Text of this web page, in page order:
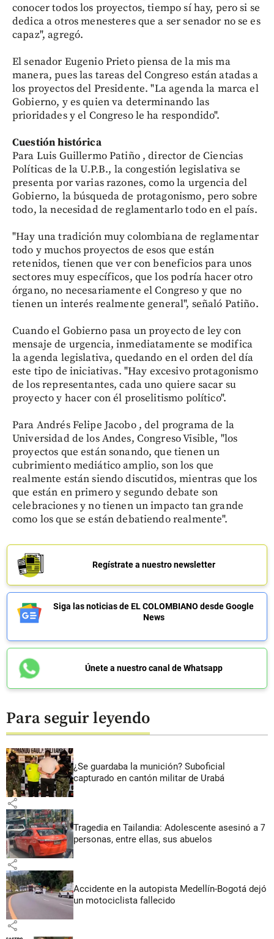
conocer todos los proyectos, tiempo sí hay, pero si se
dedica a otros menesteres que a ser senador no se es
capaz", agregó.
El senador Eugenio Prieto piensa de la mis ma
manera, pues las tareas del Congreso están atadas a
los proyectos del Presidente. "La agenda la marca el
Gobierno, y es quien va determinando las
prioridades y el Congreso le ha respondido".
Cuestión histórica
Para Luis Guillermo Patiño , director de Ciencias
Políticas de la U.P.B., la congestión legislativa se
presenta por varias razones, como la urgencia del
Gobierno, la búsqueda de protagonismo, pero sobre
todo, la necesidad de reglamentarlo todo en el país.
"Hay una tradición muy colombiana de reglamentar
todo y muchos proyectos de esos que están
retenidos, tienen que ver con beneficios para unos
sectores muy específicos, que los podría hacer otro
órgano, no necesariamente el Congreso y que no
tienen un interés realmente general", señaló Patiño.
Cuando el Gobierno pasa un proyecto de ley con
mensaje de urgencia, inmediatamente se modifica
la agenda legislativa, quedando en el orden del día
este tipo de iniciativas. "Hay excesivo protagonismo
de los representantes, cada uno quiere sacar su
proyecto y hacer con él proselitismo político".
Para Andrés Felipe Jacobo , del programa de la
Universidad de los Andes, Congreso Visible, "los
proyectos que están sonando, que tienen un
cubrimiento mediático amplio, son los que
realmente están siendo discutidos, mientras que los
que están en primero y segundo debate son
celebraciones y no tienen un impacto tan grande
como los que se están debatiendo realmente".
Regístrate a nuestro newsletter
Siga las noticias de EL COLOMBIANO desde Google
News
Únete a nuestro canal de Whatsapp
Para seguir leyendo
¿Se guardaba la munición? Suboficial
capturado en cantón militar de Urabá
share
Tragedia en Tailandia: Adolescente asesinó a 7
personas, entre ellas, sus abuelos
share
Accidente en la autopista Medellín-Bogotá dejó
un motociclista fallecido
share